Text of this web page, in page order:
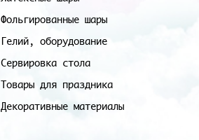
Фольгированные шары
Гелий, оборудование
Сервировка стола
Товары для праздника
Декоративные материалы